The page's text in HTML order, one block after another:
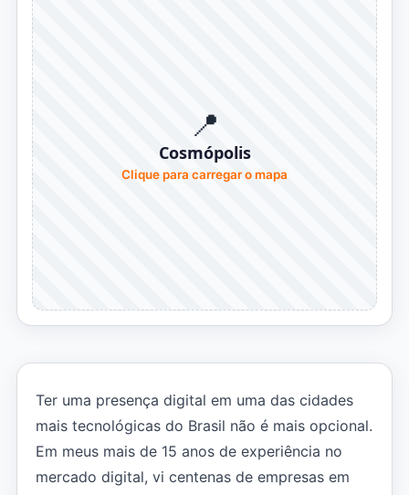
📍
Cosmópolis
Clique para carregar o mapa
Ter uma presença digital em uma das cidades
mais tecnológicas do Brasil não é mais opcional.
Em meus mais de 15 anos de experiência no
mercado digital, vi centenas de empresas em